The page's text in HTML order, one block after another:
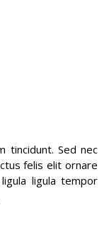
tincidunt. Sed nec
felis elit ornare
ligula tempor